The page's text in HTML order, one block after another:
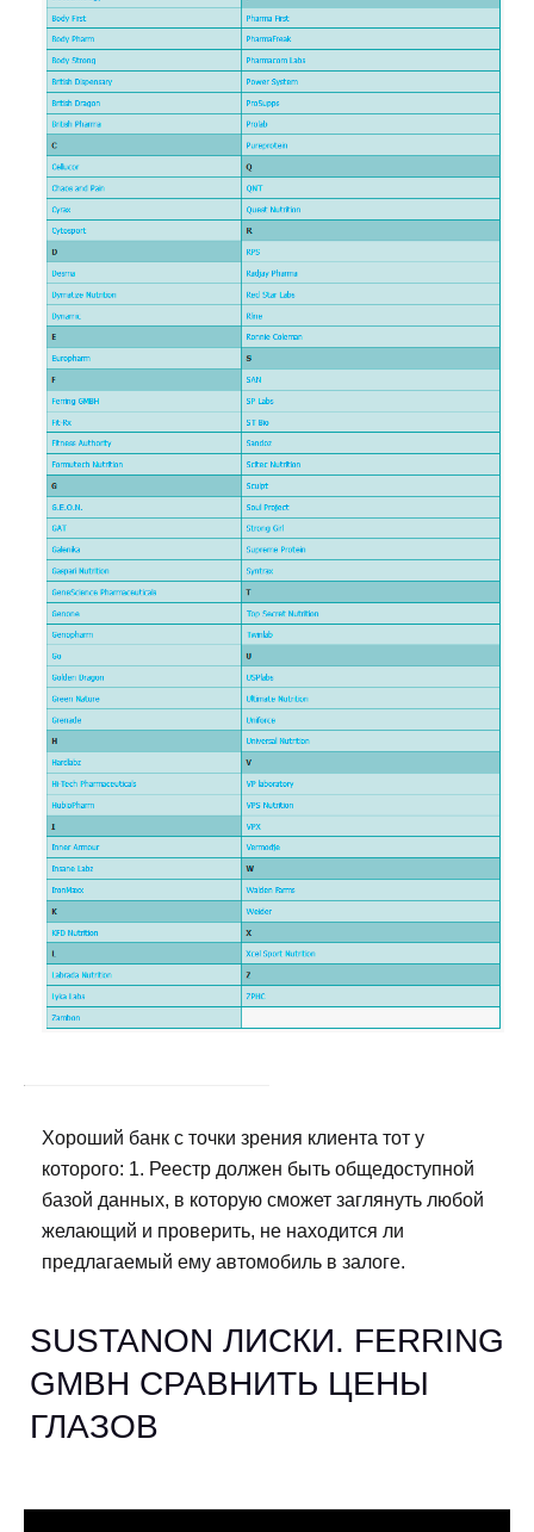
Хороший банк с точки зрения клиента тот у
которого: 1. Реестр должен быть общедоступной
базой данных, в которую сможет заглянуть любой
желающий и проверить, не находится ли
предлагаемый ему автомобиль в залоге.
SUSTANON ЛИСКИ. FERRING
GMBH СРАВНИТЬ ЦЕНЫ
ГЛАЗОВ